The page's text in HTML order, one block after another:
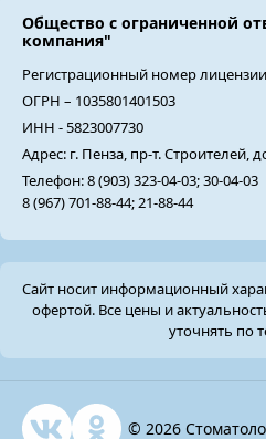
Общество с ограниченной
компания"
Регистрационный номер
ОГРН – 1035801401503
ИНН - 5823007730
Адрес: г. Пенза, пр-т. Строителей,
Телефон: 8 (903) 323-04-03; 30-04-03
8 (967) 701-88-44; 21-88-44
Сайт носит информационный
офертой. Все цены и
уточнять по
© 2026